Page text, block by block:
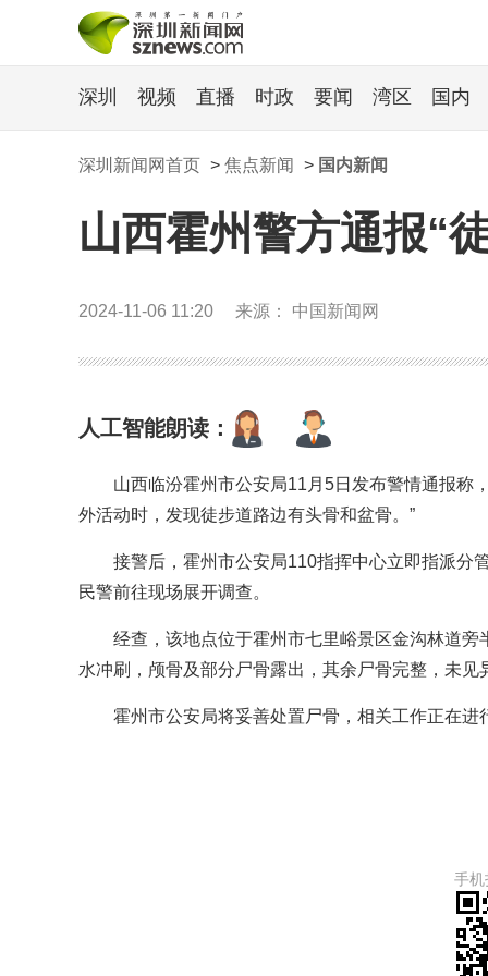
深圳 视频 直播 时政 要闻 湾区 国内
深圳新闻网首页 > 焦点新闻 > 国内新闻
山西霍州警方通报“
2024-11-06 11:20 来源： 中国新闻网
人工智能朗读：
山西临汾霍州市公安局11月5日发布警情通报称
外活动时，发现徒步道路边有头骨和盆骨。”
接警后，霍州市公安局110指挥中心立即指派分
民警前往现场展开调查。
经查，该地点位于霍州市七里峪景区金沟林道
水冲刷，颅骨及部分尸骨露出，其余尸骨完整，未见
霍州市公安局将妥善处置尸骨，相关工作正在
手